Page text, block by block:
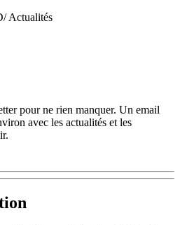
/ Actualités
pour ne rien manquer. Un email
avec les actualités et les